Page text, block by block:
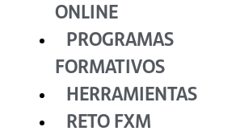
ONLINE
PROGRAMAS
FORMATIVOS
HERRAMIENTAS
RETO FXM